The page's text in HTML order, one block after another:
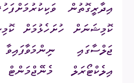
އިދާރީގޮތުން
ޖަލްސާގައި
އިލެކްޓޯރަލް